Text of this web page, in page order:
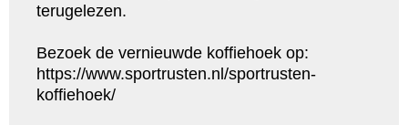
terugelezen.
Bezoek de vernieuwde koffiehoek op:
https://www.sportrusten.nl/sportrusten-
koffiehoek/